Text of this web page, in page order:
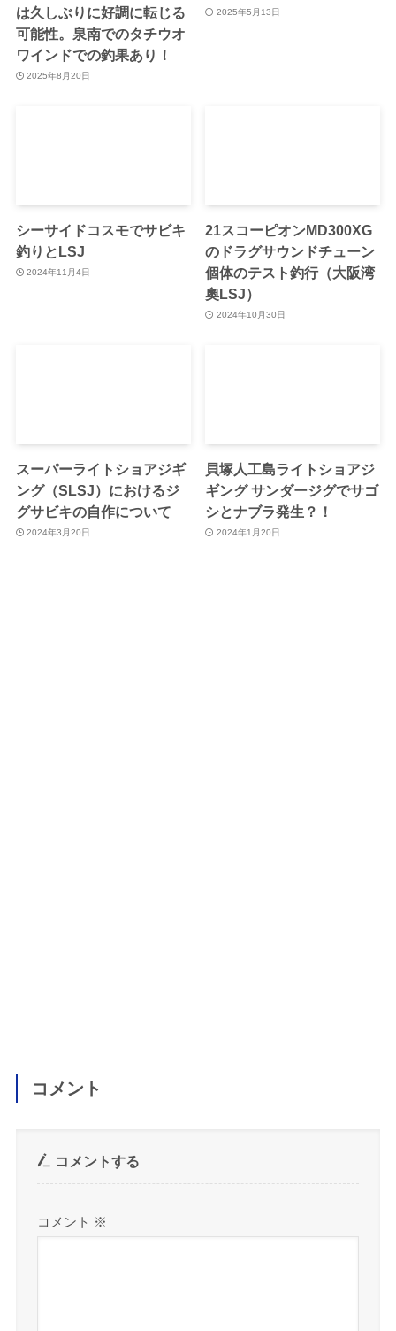
は久しぶりに好調に転じる
可能性。泉南でのタチウオ
ワインドでの釣果あり！
2025年8月20日
2025年5月13日
シーサイドコスモでサビキ
釣りとLSJ
2024年11月4日
21スコーピオンMD300XG
のドラグサウンドチューン
個体のテスト釣行（大阪湾
奧LSJ）
2024年10月30日
スーパーライトショアジギ
ング（SLSJ）におけるジ
グサビキの自作について
2024年3月20日
貝塚人工島ライトショアジ
ギング サンダージグでサゴ
シとナブラ発生？！
2024年1月20日
コメント
コメントする
コメント ※